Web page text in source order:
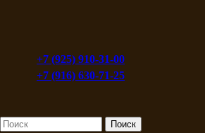
+7 (925) 910-31-00
+7 (916) 630-71-25